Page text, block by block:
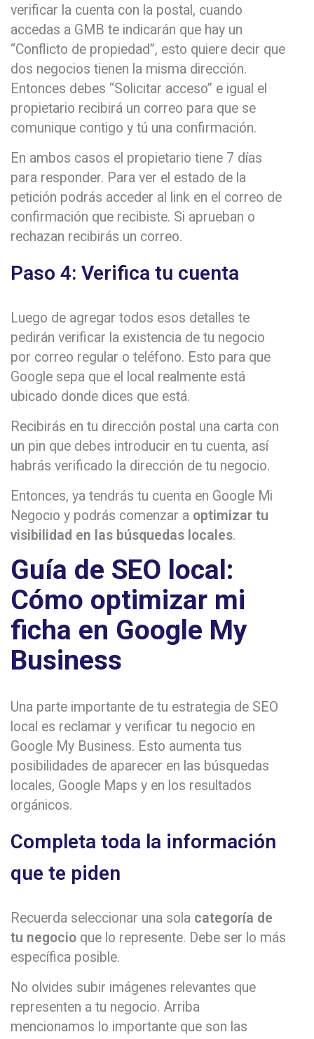
verificar la cuenta con la postal, cuando
accedas a GMB te indicarán que hay un
“Conflicto de propiedad”, esto quiere decir que
dos negocios tienen la misma dirección.
Entonces debes “Solicitar acceso” e igual el
propietario recibirá un correo para que se
comunique contigo y tú una confirmación.
En ambos casos el propietario tiene 7 días
para responder. Para ver el estado de la
petición podrás acceder al link en el correo de
confirmación que recibiste. Si aprueban o
rechazan recibirás un correo.
Paso 4: Verifica tu cuenta
Luego de agregar todos esos detalles te
pedirán verificar la existencia de tu negocio
por correo regular o teléfono. Esto para que
Google sepa que el local realmente está
ubicado donde dices que está.
Recibirás en tu dirección postal una carta con
un pin que debes introducir en tu cuenta, así
habrás verificado la dirección de tu negocio.
Entonces, ya tendrás tu cuenta en Google Mi
Negocio y podrás comenzar a optimizar tu
visibilidad en las búsquedas locales.
Guía de SEO local:
Cómo optimizar mi
ficha en Google My
Business
Una parte importante de tu estrategia de SEO
local es reclamar y verificar tu negocio en
Google My Business. Esto aumenta tus
posibilidades de aparecer en las búsquedas
locales, Google Maps y en los resultados
orgánicos.
Completa toda la información
que te piden
Recuerda seleccionar una sola categoría de
tu negocio que lo represente. Debe ser lo más
específica posible.
No olvides subir imágenes relevantes que
representen a tu negocio. Arriba
mencionamos lo importante que son las